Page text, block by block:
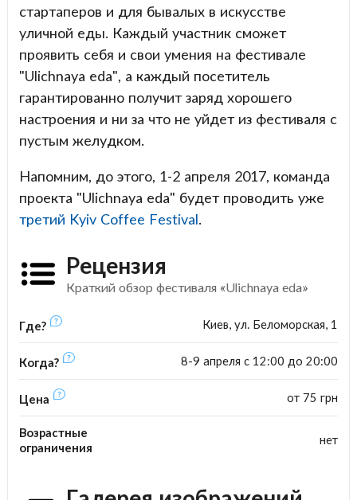
стартаперов и для бывалых в искусстве
уличной еды. Каждый участник сможет
проявить себя и свои умения на фестивале
"Ulichnaya eda", а каждый посетитель
гарантированно получит заряд хорошего
настроения и ни за что не уйдет из фестиваля с
пустым желудком.
Напомним, до этого, 1-2 апреля 2017, команда
проекта "Ulichnaya eda" будет проводить уже
третий Kyiv Coffee Festival.
Рецензия
Краткий обзор фестиваля «Ulichnaya eda»
Где? Киев, ул. Беломорская, 1
Когда? 8-9 апреля с 12:00 до 20:00
Цена от 75 грн
Возрастные
ограничения
нет